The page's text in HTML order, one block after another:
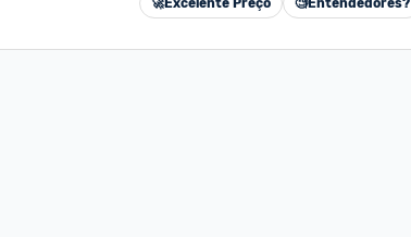
🚀Excelente Preço 🧐Entendedores?